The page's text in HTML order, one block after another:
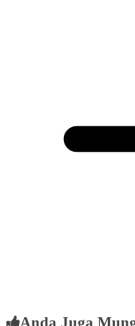
Anda Juga